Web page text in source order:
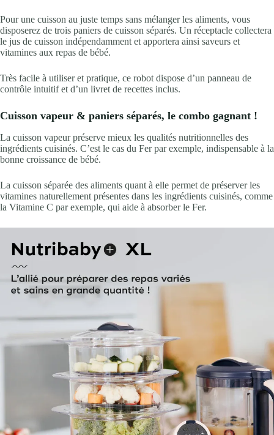
Pour une cuisson au juste temps sans mélanger les aliments, vous
disposerez de trois paniers de cuisson séparés. Un réceptacle collectera
le jus de cuisson indépendamment et apportera ainsi saveurs et
vitamines aux repas de bébé.
Très facile à utiliser et pratique, ce robot dispose d’un panneau de
contrôle intuitif et d’un livret de recettes inclus.
Cuisson vapeur & paniers séparés, le combo gagnant !
La cuisson vapeur préserve mieux les qualités nutritionnelles des
ingrédients cuisinés. C’est le cas du Fer par exemple, indispensable à la
bonne croissance de bébé.
La cuisson séparée des aliments quant à elle permet de préserver les
vitamines naturellement présentes dans les ingrédients cuisinés, comme
la Vitamine C par exemple, qui aide à absorber le Fer.